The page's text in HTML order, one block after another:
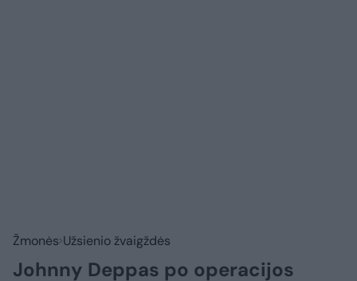
Žmonės Užsienio žvaigždės
Johnny Deppas po operacijos